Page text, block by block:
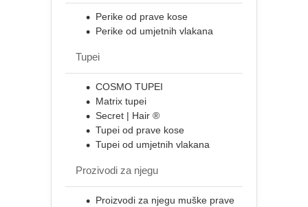
Perike od prave kose
Perike od umjetnih vlakana
Tupei
COSMO TUPEI
Matrix tupei
Secret | Hair ®
Tupei od prave kose
Tupei od umjetnih vlakana
Prozivodi za njegu
Proizvodi za njegu muške prave